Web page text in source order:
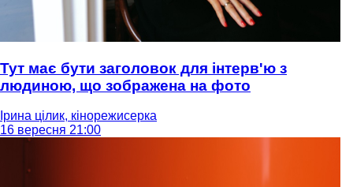
Тут має бути заголовок для інтерв'ю з
людиною, що зображена на фото
Ірина цілик, кінорежисерка
16 вересня 21:00